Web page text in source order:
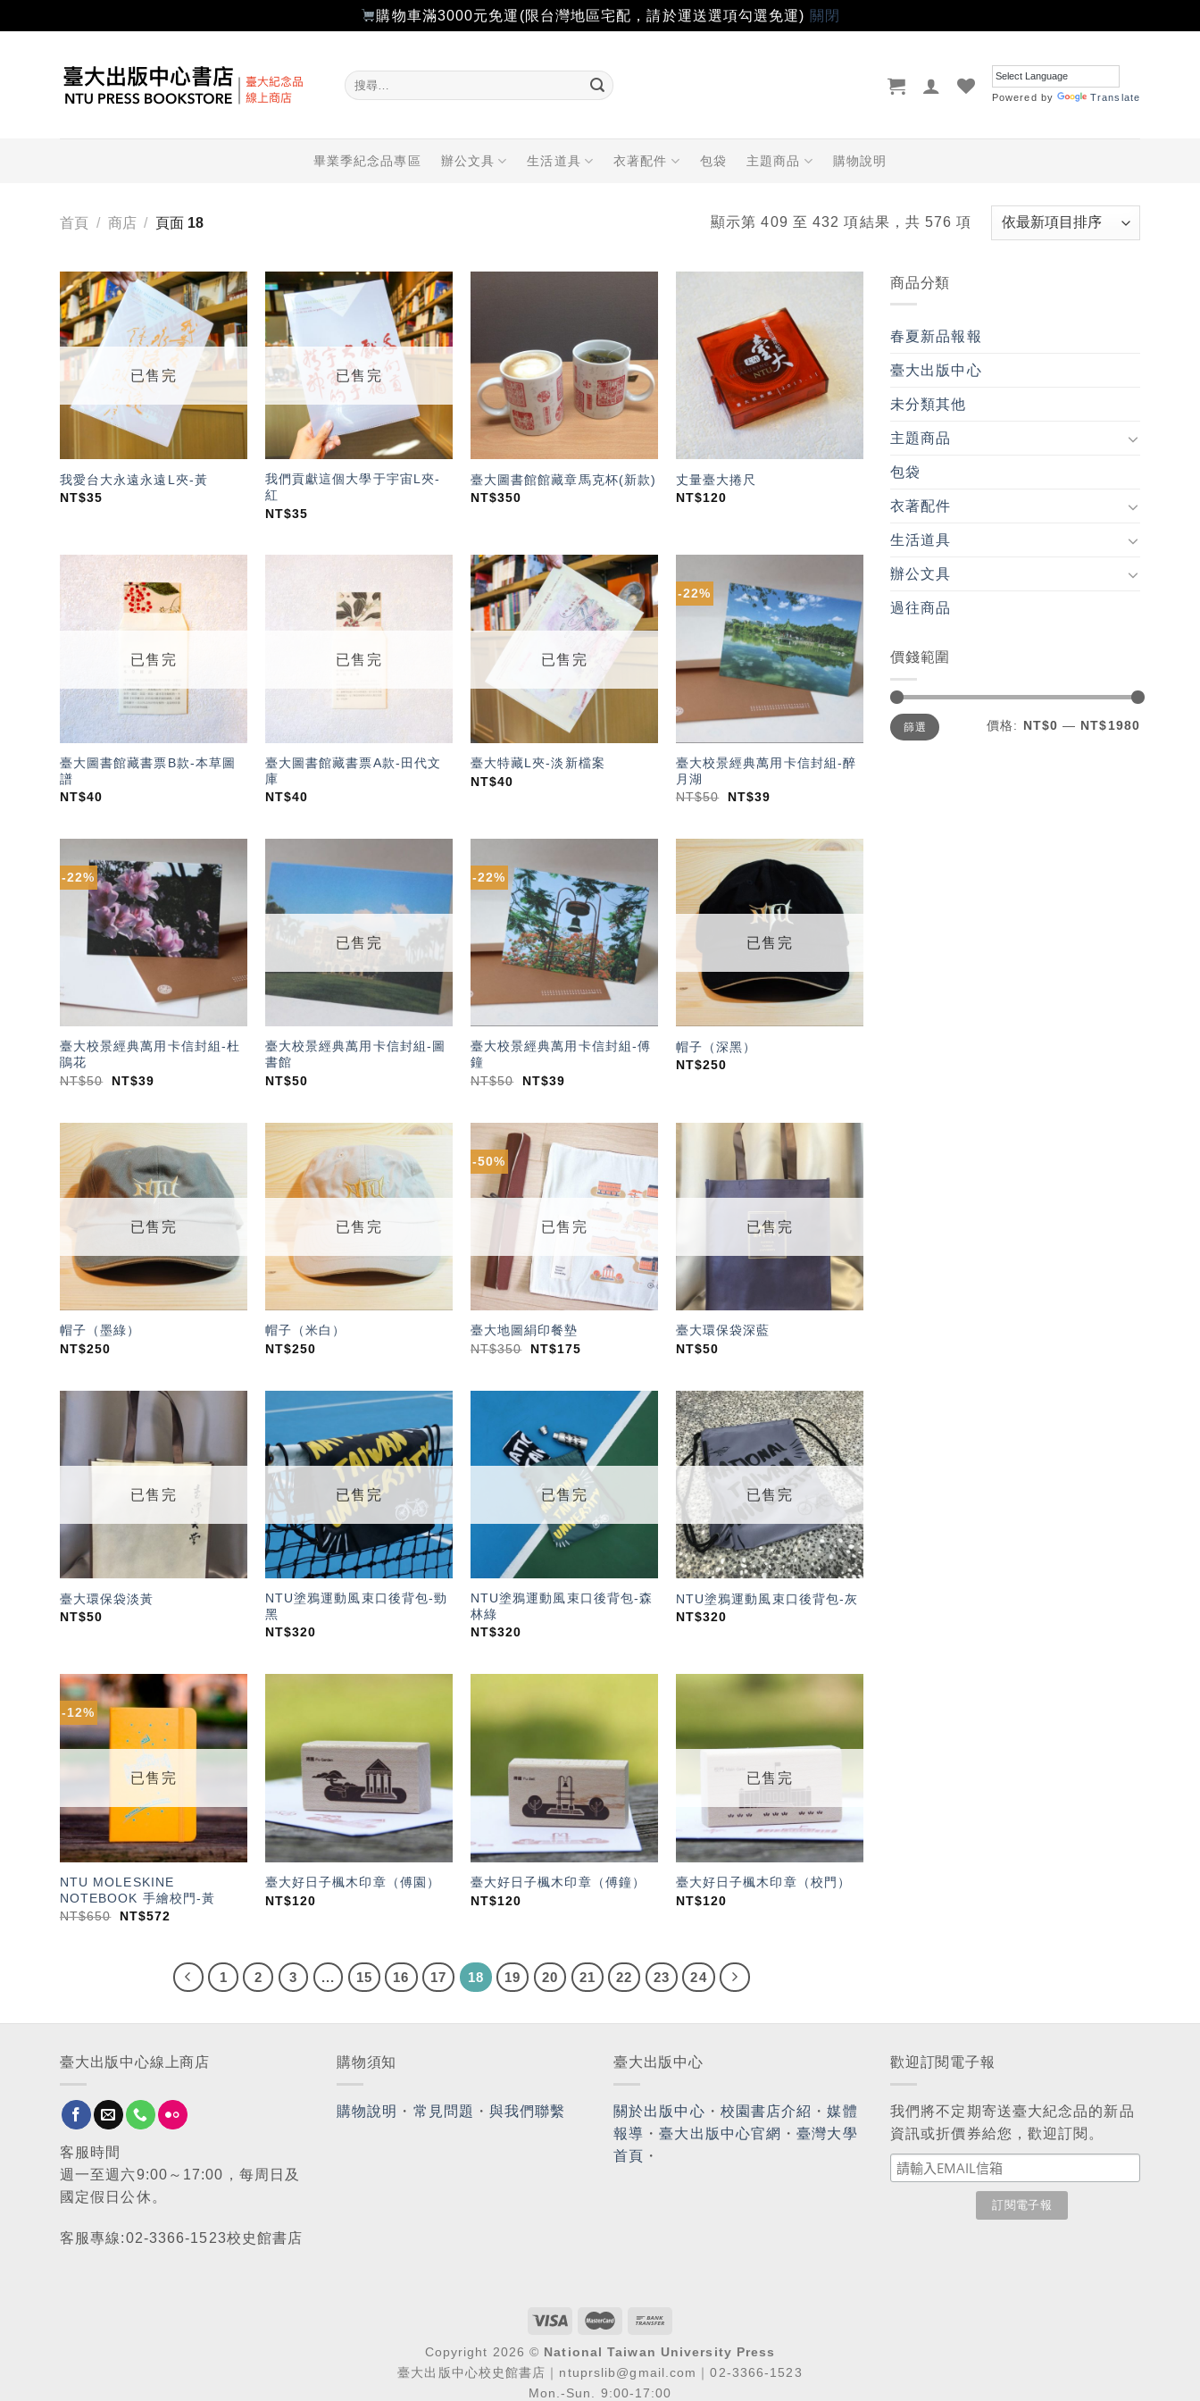
購物車滿3000元免運(限台灣地區宅配，請於運送選項勾選免運) 關閉
搜
尋
Powered by Translate
畢業季紀念品專區 辦公文具 生活道具 衣著配件 包袋 主題商品 購物說明
首頁 / 商店 / 頁面 18 顯示第 409 至 432 項結果，共 576 項
加入
「願
望輕
單」
已售完
我愛台大永遠永遠L夾-黃
NT$35
加入
「願
望輕
已售完
我們貢獻這個大學于宇宙L夾-
紅
NT$35
望輕
單」
臺大圖書館館藏章馬克杯(新款)
NT$350
丈量臺大捲尺
NT$120
望輕
已售完
臺大圖書館藏書票B款-本草圖
譜
NT$40
已售完
臺大圖書館藏書票A款-田代文
庫
NT$40
加入
「願
望輕
單」
已售完
臺大特藏L夾-淡新檔案
NT$40
-22%
加入
「願
望輕
單」
臺大校景經典萬用卡信封組-醉
月湖
NT$50 NT$39
-22%
加入
「願
望輕
單」
臺大校景經典萬用卡信封組-杜
鵑花
NT$50 NT$39
望輕
已售完
臺大校景經典萬用卡信封組-圖
書館
NT$50
-22%
加入
「願
望輕
單」
臺大校景經典萬用卡信封組-傅
鐘
NT$50 NT$39
加入
「願
望輕
單」
已售完
帽子（深黑）
NT$250
加入
「願
望輕
已售完
帽子（墨綠）
NT$250
加入
望輕
已售完
帽子（米白）
NT$250
-50%
望輕
單」
已售完
臺大地圖絹印餐墊
NT$350 NT$175
「願
望輕
已售完
臺大環保袋深藍
NT$50
望輕
已售完
臺大環保袋淡黃
NT$50
加入
「願
望輕
已售完
NTU塗鴉運動風束口後背包-勁
黑
NT$320
望輕
已售完
NTU塗鴉運動風束口後背包-森
林綠
NT$320
加入
「願
望輕
單」
已售完
NTU塗鴉運動風束口後背包-灰
NT$320
-12%
加入
「願
望輕
已售完
NTU MOLESKINE
NOTEBOOK 手繪校門-黃
NT$650 NT$572
望輕
臺大好日子楓木印章（傅園）
NT$120
單」
臺大好日子楓木印章（傅鐘）
NT$120
加入
望輕
已售完
臺大好日子楓木印章（校門）
NT$120
1 2 3 ... 15 16 17 18 19 20 21 22 23 24
商品分類
春夏新品報報
臺大出版中心
未分類其他
主題商品
包袋
衣著配件
生活道具
辦公文具
過往商品
價錢範圍
最
低
價
最
高
價
篩選 價格: NT$0 — NT$1980
臺大出版中心線上商店
客服時間
週一至週六9:00～17:00，每周日及
國定假日公休。
客服專線:02-3366-1523校史館書店
購物須知
購物說明 ・ 常見問題 ・與我們聯繫
臺大出版中心
關於出版中心 ・ 校園書店介紹 ・媒體
報導 ・臺大出版中心官網 ・臺灣大學
首頁 ・
歡迎訂閱電子報
我們將不定期寄送臺大紀念品的新品
資訊或折價券給您，歡迎訂閱。
Copyright 2026 © National Taiwan University Press
臺大出版中心校史館書店｜ntuprslib@gmail.com｜02-3366-1523
Mon.-Sun. 9:00-17:00